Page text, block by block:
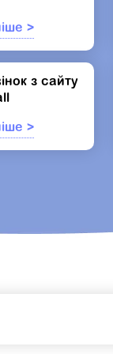
>
з сайту
>